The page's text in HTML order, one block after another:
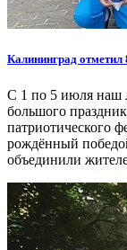
Калининград отметил
С 1 по 5 июля наш
большого
патриотического
рождённый
объединили